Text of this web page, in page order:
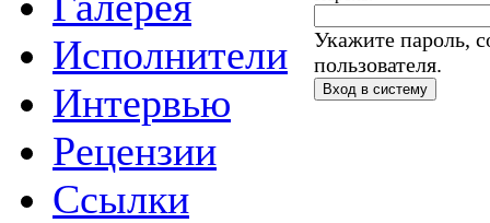
Исполнители
Интервью
Рецензии
Ссылки
Укажите пароль,
пользователя.